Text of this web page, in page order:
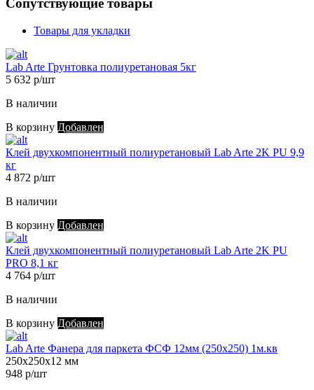
Сопутствующие товары
Товары для укладки
Lab Arte Грунтовка полиуретановая 5кг
5 632 р/шт
В наличии
В корзину Добавлен
Клей двухкомпонентный полиуретановый Lab Arte 2K PU 9,9
кг
4 872 р/шт
В наличии
В корзину Добавлен
Клей двухкомпонентный полиуретановый Lab Arte 2K PU
PRO 8,1 кг
4 764 р/шт
В наличии
В корзину Добавлен
Lab Arte Фанера для паркета ФСФ 12мм (250х250) 1м.кв
250х250х12 мм
948 р/шт